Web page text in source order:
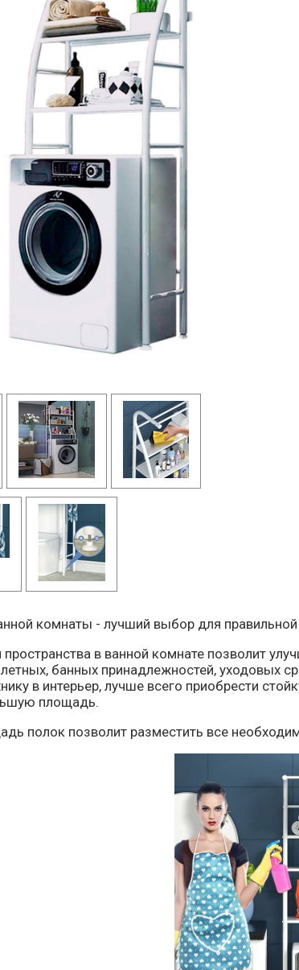
комнаты - лучший выбор для правильной
в ванной комнате позволит
банных принадлежностей, уходовых
в интерьер, лучше всего приобрести
площадь.
полок позволит разместить все